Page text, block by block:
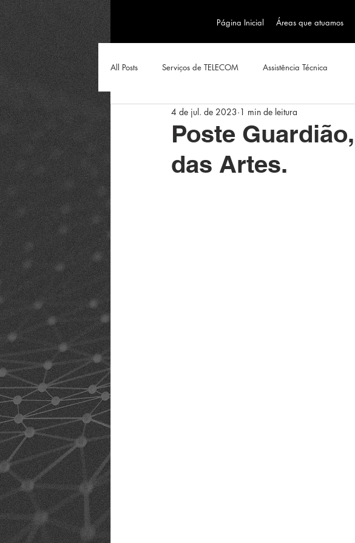
Página Inicial Áreas que atuamos
All Posts Serviços de TELECOM Assistência Técnica
Poste
das Artes.
4 de jul. de 2023 1 min de leitura